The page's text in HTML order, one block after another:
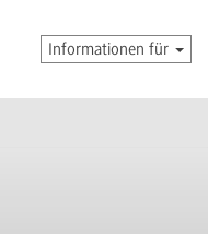
Informationen für